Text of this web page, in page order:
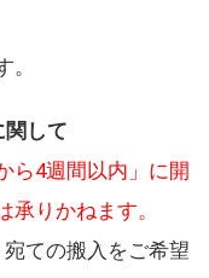
関して
ら4週間以内」に開
りかねます。
ての搬入をご希望